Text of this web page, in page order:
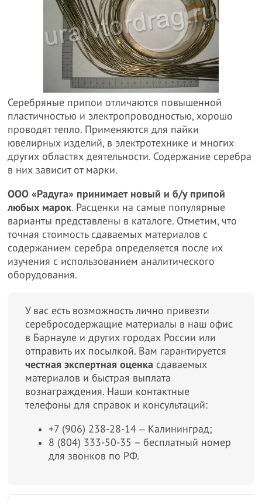
Серебряные припои отличаются повышенной
пластичностью и электропроводностью, хорошо
проводят тепло. Применяются для пайки
ювелирных изделий, в электротехнике и многих
других областях деятельности. Содержание серебра
в них зависит от марки.
ООО «Радуга» принимает новый и б/у припой
любых марок. Расценки на самые популярные
варианты представлены в каталоге. Отметим, что
точная стоимость сдаваемых материалов с
содержанием серебра определяется после их
изучения с использованием аналитического
оборудования.
У вас есть возможность лично привезти
серебросодержащие материалы в наш офис
в Барнауле и других городах России или
отправить их посылкой. Вам гарантируется
честная экспертная оценка сдаваемых
материалов и быстрая выплата
вознаграждения. Наши контактные
телефоны для справок и консультаций:
+7 (906) 238-28-14 ‒ Калининград;
8 (804) 333-50-35 – бесплатный номер
для звонков по РФ.